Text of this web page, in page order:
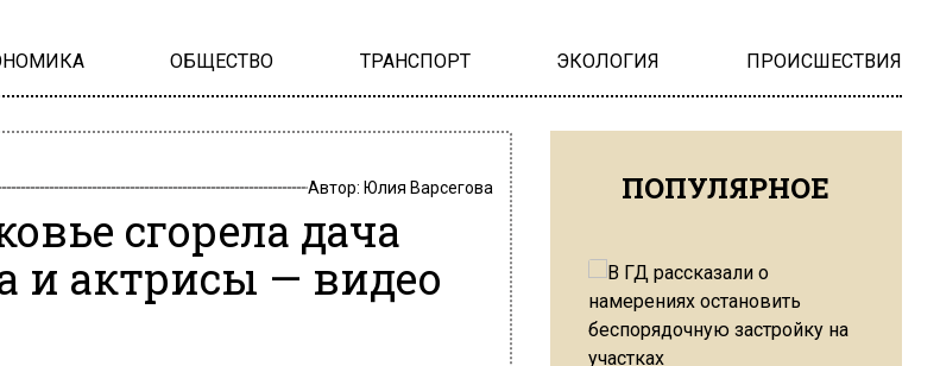
ОБЩЕСТВО ТРАНСПОРТ ЭКОЛОГИЯ ПРОИСШЕСТВИЯ
Автор: Юлия Варсегова
сгорела дача
и актрисы — видео
ПОПУЛЯРНОЕ